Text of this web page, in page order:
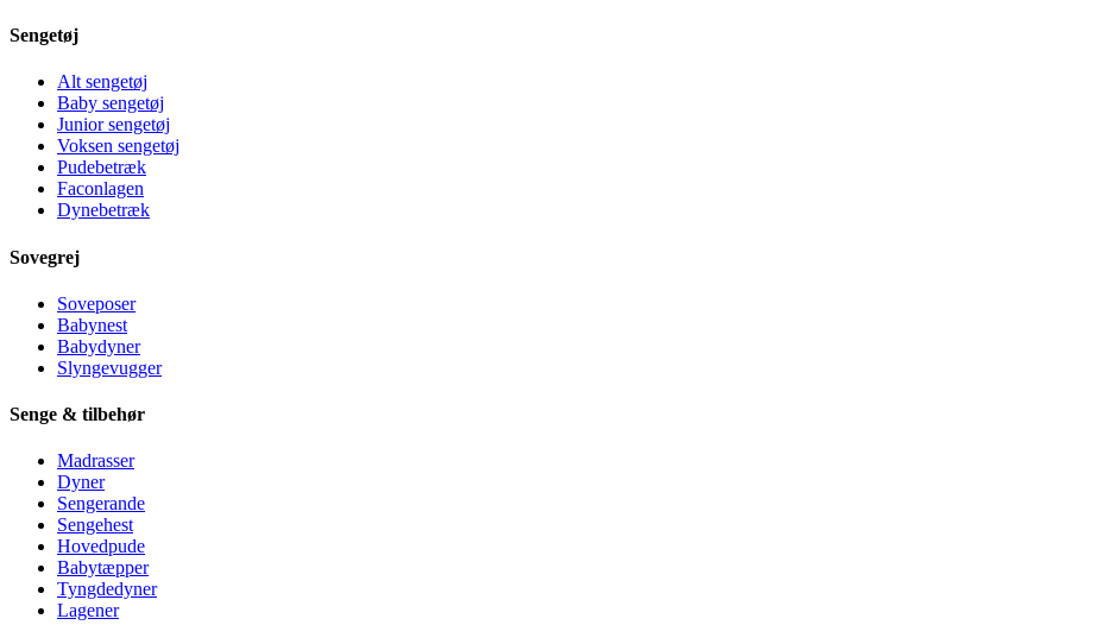
Sengetøj
Alt sengetøj
Baby sengetøj
Junior sengetøj
Voksen sengetøj
Pudebetræk
Faconlagen
Dynebetræk
Sovegrej
Soveposer
Babynest
Babydyner
Slyngevugger
Senge & tilbehør
Madrasser
Dyner
Sengerande
Sengehest
Hovedpude
Babytæpper
Tyngdedyner
Lagener